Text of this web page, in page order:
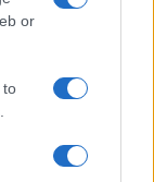
or
to
lei citati
Stato
liberale che
durante